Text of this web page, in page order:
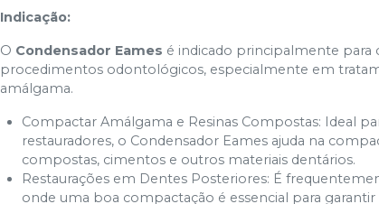
Indicação:
O Condensador Eames é indicado principalmente para
procedimentos odontológicos, especialmente em
amálgama.
Compactar Amálgama e Resinas Compostas: Ideal
restauradores, o Condensador Eames ajuda na
compostas, cimentos e outros materiais dentários.
Restaurações em Dentes Posteriores: É
onde uma boa compactação é essencial para garantir